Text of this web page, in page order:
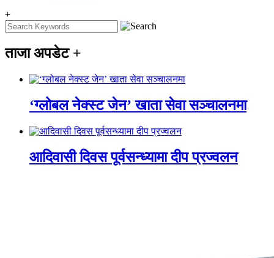
+
ताजा अपडेट +
‘ग्लोबल नेक्स्ट जेन’ खाता सेवा सञ्चालनमा
आदिवासी दिवस पूर्वसन्ध्यामा दीप प्रज्वलन